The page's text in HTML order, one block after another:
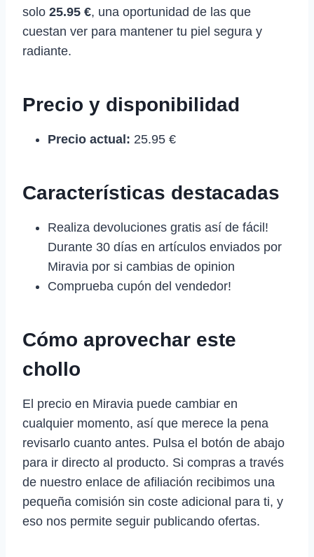
solo 25.95 €, una oportunidad de las que
cuestan ver para mantener tu piel segura y
radiante.
Precio y disponibilidad
Precio actual: 25.95 €
Características destacadas
Realiza devoluciones gratis así de fácil!
Durante 30 días en artículos enviados por
Miravia por si cambias de opinion
Comprueba cupón del vendedor!
Cómo aprovechar este
chollo
El precio en Miravia puede cambiar en
cualquier momento, así que merece la pena
revisarlo cuanto antes. Pulsa el botón de abajo
para ir directo al producto. Si compras a través
de nuestro enlace de afiliación recibimos una
pequeña comisión sin coste adicional para ti, y
eso nos permite seguir publicando ofertas.